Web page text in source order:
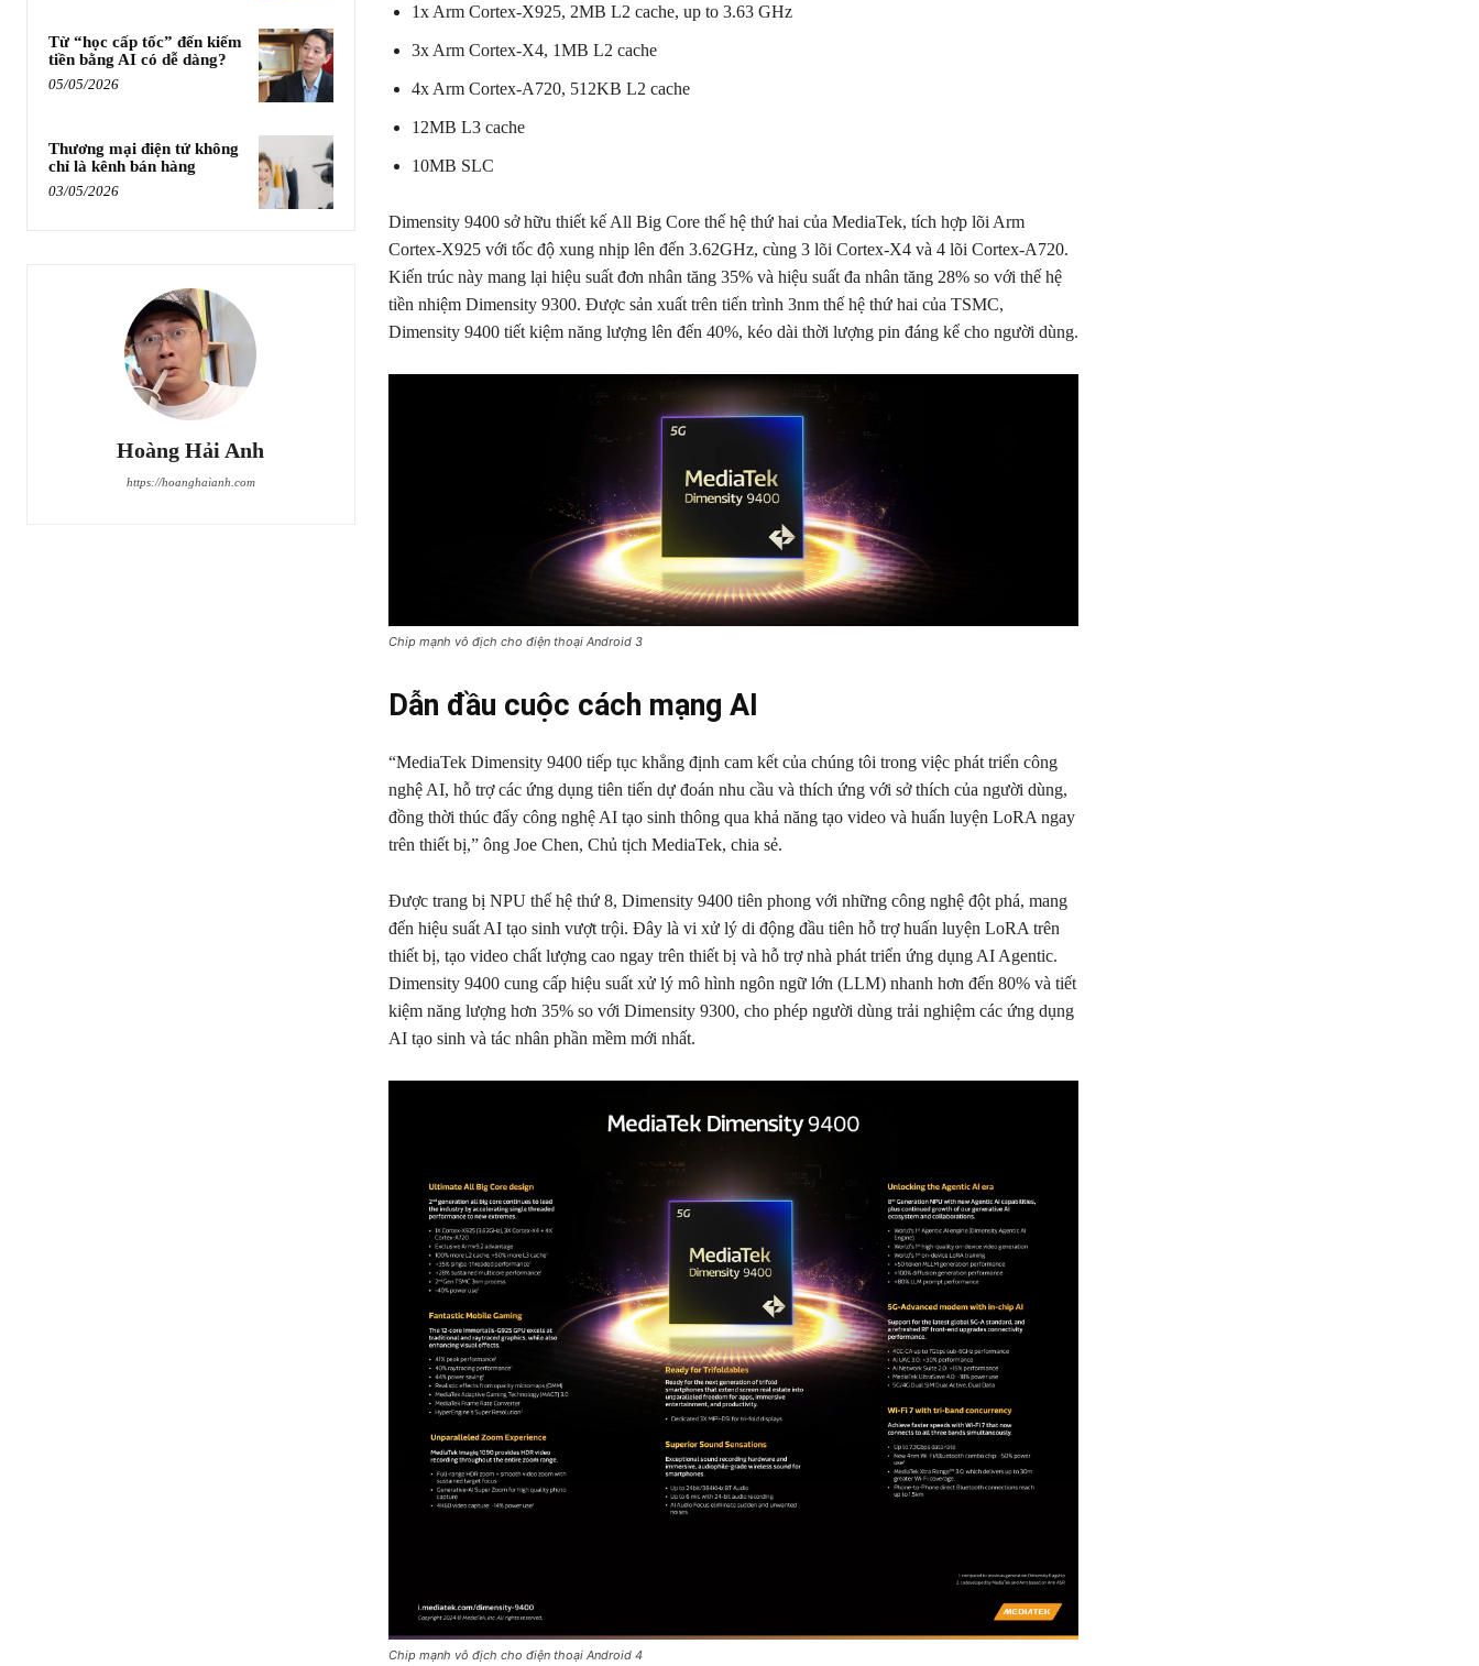
Từ “học cấp tốc” đến kiếm
tiền bằng AI có dễ dàng?
05/05/2026
Thương mại điện tử không
chỉ là kênh bán hàng
03/05/2026
Hoàng Hải Anh
https://hoanghaianh.com
1x Arm Cortex-X925, 2MB L2 cache, up to 3.63 GHz
3x Arm Cortex-X4, 1MB L2 cache
4x Arm Cortex-A720, 512KB L2 cache
12MB L3 cache
10MB SLC
Dimensity 9400 sở hữu thiết kế All Big Core thế hệ thứ hai của MediaTek, tích hợp lõi Arm
Cortex-X925 với tốc độ xung nhịp lên đến 3.62GHz, cùng 3 lõi Cortex-X4 và 4 lõi Cortex-A720.
Kiến trúc này mang lại hiệu suất đơn nhân tăng 35% và hiệu suất đa nhân tăng 28% so với thế hệ
tiền nhiệm Dimensity 9300. Được sản xuất trên tiến trình 3nm thế hệ thứ hai của TSMC,
Dimensity 9400 tiết kiệm năng lượng lên đến 40%, kéo dài thời lượng pin đáng kể cho người dùng.
Chip mạnh vô địch cho điện thoại Android 3
Dẫn đầu cuộc cách mạng AI
“MediaTek Dimensity 9400 tiếp tục khẳng định cam kết của chúng tôi trong việc phát triển công
nghệ AI, hỗ trợ các ứng dụng tiên tiến dự đoán nhu cầu và thích ứng với sở thích của người dùng,
đồng thời thúc đẩy công nghệ AI tạo sinh thông qua khả năng tạo video và huấn luyện LoRA ngay
trên thiết bị,” ông Joe Chen, Chủ tịch MediaTek, chia sẻ.
Được trang bị NPU thế hệ thứ 8, Dimensity 9400 tiên phong với những công nghệ đột phá, mang
đến hiệu suất AI tạo sinh vượt trội. Đây là vi xử lý di động đầu tiên hỗ trợ huấn luyện LoRA trên
thiết bị, tạo video chất lượng cao ngay trên thiết bị và hỗ trợ nhà phát triển ứng dụng AI Agentic.
Dimensity 9400 cung cấp hiệu suất xử lý mô hình ngôn ngữ lớn (LLM) nhanh hơn đến 80% và tiết
kiệm năng lượng hơn 35% so với Dimensity 9300, cho phép người dùng trải nghiệm các ứng dụng
AI tạo sinh và tác nhân phần mềm mới nhất.
Chip mạnh vô địch cho điện thoại Android 4